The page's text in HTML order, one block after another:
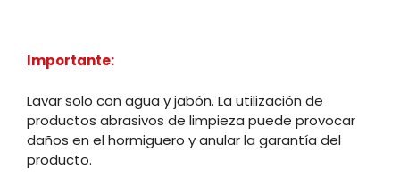
Importante:
Lavar solo con agua y jabón. La utilización de
productos abrasivos de limpieza puede provocar
daños en el hormiguero y anular la garantía del
producto.